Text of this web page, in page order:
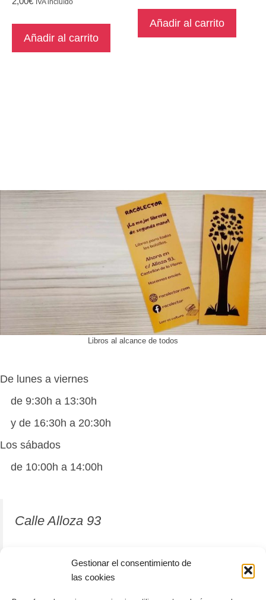
Gestionar el consentimiento de
las cookies
IVA incluído
Añadir al carrito
Añadir al carrito
Libros al alcance de todos
De lunes a viernes
de 9:30h a 13:30h
y de 16:30h a 20:30h
Los sábados
de 10:00h a 14:00h
Calle Alloza 93
12001 Castellón de la Plana